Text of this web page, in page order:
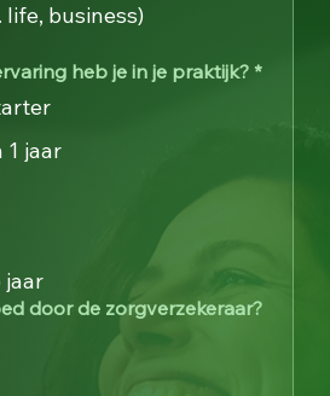
life, business)
heb je in je praktijk? *
1 jaar
jaar
door de zorgverzekeraar?